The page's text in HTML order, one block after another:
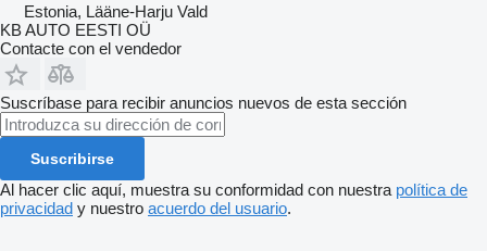
Estonia, Lääne-Harju Vald
KB AUTO EESTI OÜ
Contacte con el vendedor
Suscríbase para recibir anuncios nuevos de esta sección
Suscribirse
Al hacer clic aquí, muestra su conformidad con nuestra política de
privacidad y nuestro acuerdo del usuario.